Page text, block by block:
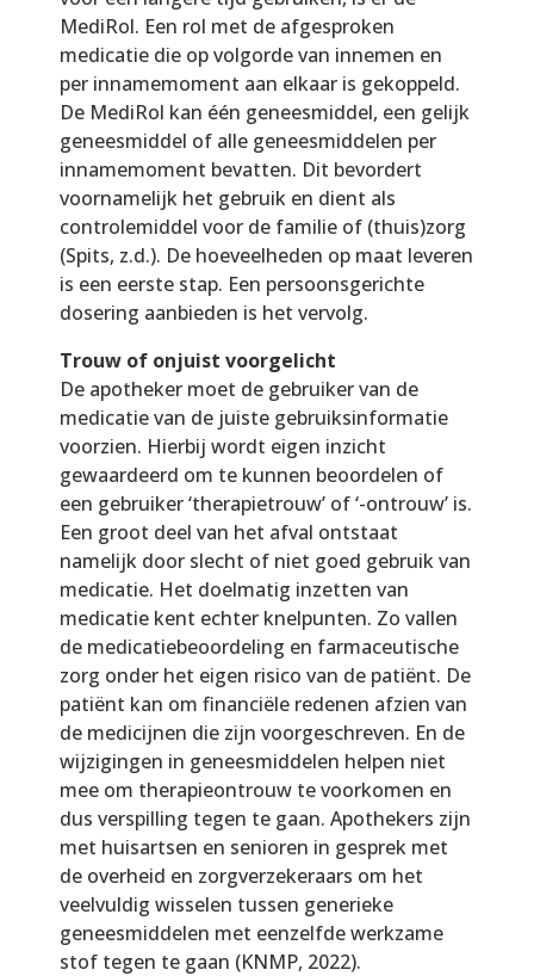
MediRol. Een rol met de afgesproken
medicatie die op volgorde van innemen en
per innamemoment aan elkaar is gekoppeld.
De MediRol kan één geneesmiddel, een gelijk
geneesmiddel of alle geneesmiddelen per
innamemoment bevatten. Dit bevordert
voornamelijk het gebruik en dient als
controlemiddel voor de familie of (thuis)zorg
(Spits, z.d.). De hoeveelheden op maat leveren
is een eerste stap. Een persoonsgerichte
dosering aanbieden is het vervolg.
Trouw of onjuist voorgelicht
De apotheker moet de gebruiker van de
medicatie van de juiste gebruiksinformatie
voorzien. Hierbij wordt eigen inzicht
gewaardeerd om te kunnen beoordelen of
een gebruiker ‘therapietrouw’ of ‘-ontrouw’ is.
Een groot deel van het afval ontstaat
namelijk door slecht of niet goed gebruik van
medicatie. Het doelmatig inzetten van
medicatie kent echter knelpunten. Zo vallen
de medicatiebeoordeling en farmaceutische
zorg onder het eigen risico van de patiënt. De
patiënt kan om financiële redenen afzien van
de medicijnen die zijn voorgeschreven. En de
wijzigingen in geneesmiddelen helpen niet
mee om therapieontrouw te voorkomen en
dus verspilling tegen te gaan. Apothekers zijn
met huisartsen en senioren in gesprek met
de overheid en zorgverzekeraars om het
veelvuldig wisselen tussen generieke
geneesmiddelen met eenzelfde werkzame
stof tegen te gaan (KNMP, 2022).